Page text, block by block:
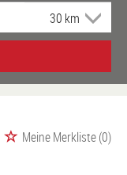
Meine Merkliste(0)